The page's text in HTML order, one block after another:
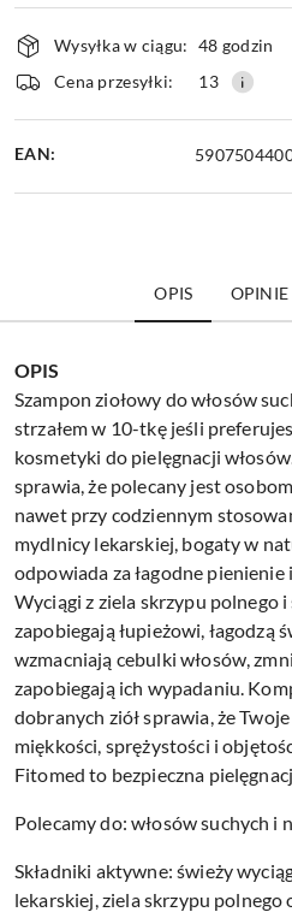
Dostępność
i
dostawa
Wysyłka w ciągu: 48 godzin
Cena przesyłki:
13
EAN:
OPIS OPINIE
OPIS
Szampon ziołowy do włosów
strzałem w 10-tkę jeśli
kosmetyki do pielęgnacji
sprawia, że polecany jest
nawet przy codziennym
mydlnicy lekarskiej, bogaty w
odpowiada za łagodne pienienie
Wyciągi z ziela skrzypu polnego i
zapobiegają łupieżowi, łagodzą
wzmacniają cebulki włosów,
zapobiegają ich wypadaniu.
dobranych ziół sprawia, że
miękkości, sprężystości i
Fitomed to bezpieczna
Polecamy do: włosów suchych i
Składniki aktywne: świeży
lekarskiej, ziela skrzypu polnego